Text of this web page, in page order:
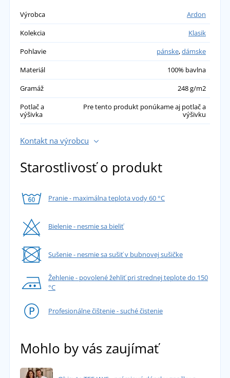
Výrobca
Ardon
Kolekcia
Klasik
Pohlavie
pánske,dámske
Materiál
100% bavlna
Gramáž
248 g/m2
Potlač a
výšivka
Pre tento produkt ponúkame aj potlač a
výšivku
Kontakt na výrobcu
Starostlivosť o produkt
Pranie - maximálna teplota vody 60 °C
Bielenie - nesmie sa bieliť
Sušenie - nesmie sa sušiť v bubnovej sušičke
Žehlenie - povolené žehliť pri strednej teplote do 150
°C
Profesionálne čištenie - suché čistenie
Mohlo by vás zaujímať